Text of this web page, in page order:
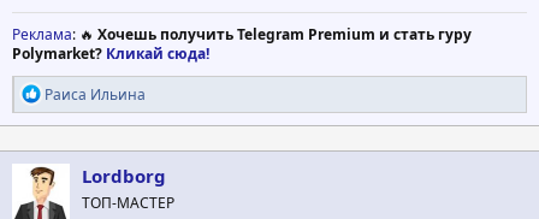
Реклама: 🔥 Хочешь получить Telegram Premium и стать гуру
Polymarket? Кликай сюда!
Р
е
а
к
ц
и
и
Раиса Ильина
Lordborg
ТОП-МАСТЕР